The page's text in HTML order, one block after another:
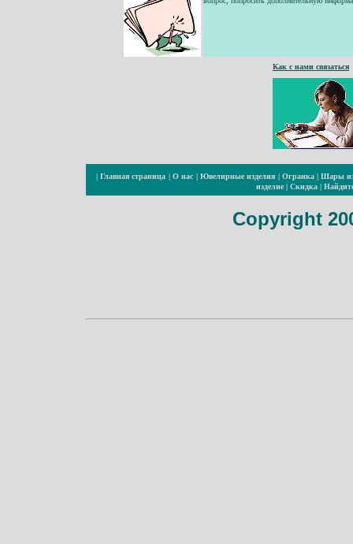
Как с нами связаться
| Главная страница | О нас | Ювелирные изделия | Огранка | Шары из
изделие | Скидка |
Copyright